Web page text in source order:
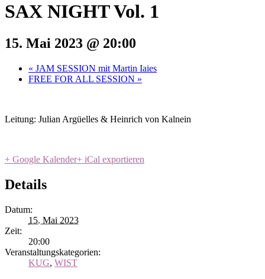
SAX NIGHT Vol. 1
15. Mai 2023 @ 20:00
« JAM SESSION mit Martin Iaies
FREE FOR ALL SESSION »
Leitung: Julian Argüelles & Heinrich von Kalnein
+ Google Kalender+ iCal exportieren
Details
Datum:
15. Mai 2023
Zeit:
20:00
Veranstaltungskategorien:
KUG, WIST